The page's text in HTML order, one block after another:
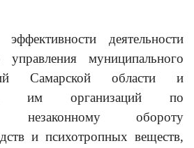
деятельности
управления муниципального
Самарской области и
им организаций по
незаконному обороту
и психотропных веществ,